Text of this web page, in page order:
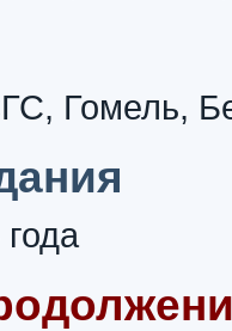
Гомель,